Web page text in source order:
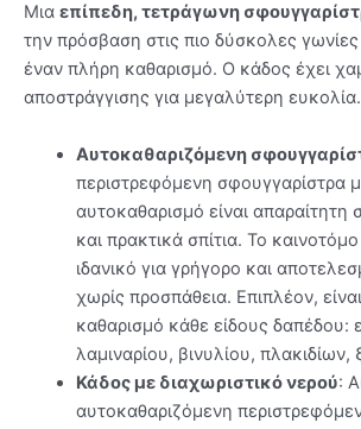
Μια επίπεδη, τετράγωνη
την πρόσβαση στις πιο δύσκολες γωνίες
έναν πλήρη καθαρισμό. Ο κάδος έχει
αποστράγγισης για μεγαλύτερη ευκολία.
Αυτοκαθαριζόμενη
περιστρεφόμενη σφουγγαρίστρα
αυτοκαθαρισμό είναι απαραίτητη
και πρακτικά σπίτια. Το καινοτόμο
ιδανικό για γρήγορο και
χωρίς προσπάθεια. Επιπλέον,
καθαρισμό κάθε είδους δαπέδου:
λαμιναρίου, βινυλίου,
Κάδος με διαχωριστικό νερού:
αυτοκαθαριζόμενη